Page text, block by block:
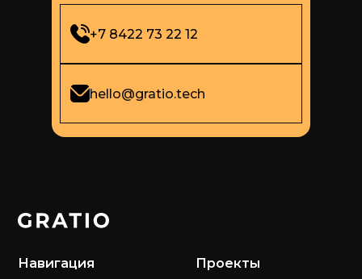
+7 8422 73 22 12
hello@gratio.tech
Проекты
Навигация